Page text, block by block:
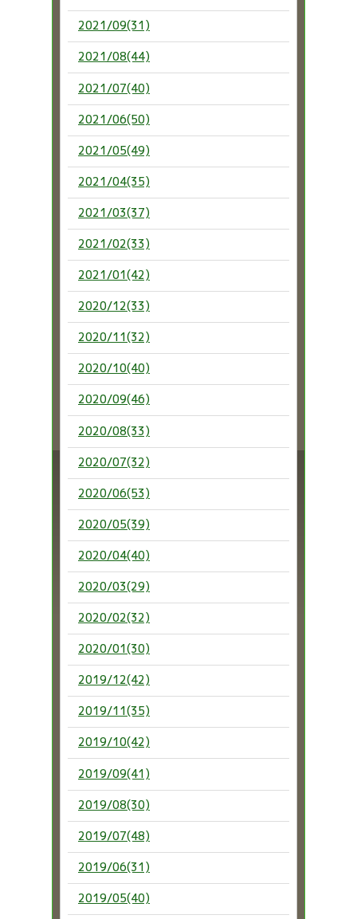
2021/09(31)
2021/08(44)
2021/07(40)
2021/06(50)
2021/05(49)
2021/04(35)
2021/03(37)
2021/02(33)
2021/01(42)
2020/12(33)
2020/11(32)
2020/10(40)
2020/09(46)
2020/08(33)
2020/07(32)
2020/06(53)
2020/05(39)
2020/04(40)
2020/03(29)
2020/02(32)
2020/01(30)
2019/12(42)
2019/11(35)
2019/10(42)
2019/09(41)
2019/08(30)
2019/07(48)
2019/06(31)
2019/05(40)